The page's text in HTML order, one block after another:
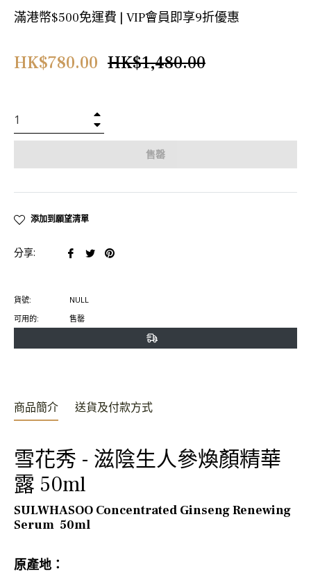
滿港幣$500免運費 | VIP會員即享9折優惠
HK$780.00
正
HK$1,480.00
售罄
添加到願望清單
分享:
在
上
分
在 在
貨號:
NULL
可用的:
售罄
商品簡介 送貨及付款方式
雪花秀 - 滋陰生人參煥顏精華
露 50ml
SULWHASOO Concentrated Ginseng Renewing
Serum 50ml
原產地：